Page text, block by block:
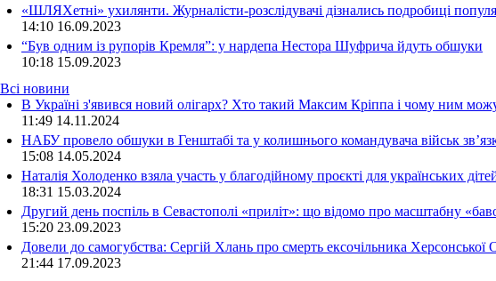
«ШЛЯХетні» ухилянти. Журналісти-розслідувачі дізнались подробиці
14:10 16.09.2023
“Був одним із рупорів Кремля”: у нардепа Нестора Шуфрича йдуть обшуки
10:18 15.09.2023
Всі новини
В Україні з'явився новий олігарх? Хто такий Максим Кріппа і чому ним
11:49 14.11.2024
НАБУ провело обшуки в Генштабі та у колишнього командувача військ
15:08 14.05.2024
Наталія Холоденко взяла участь у благодійному проєкті для українських
18:31 15.03.2024
Другий день поспіль в Севастополі «приліт»: що відомо про масштабну
15:20 23.09.2023
Довели до самогубства: Сергій Хлань про смерть ексочільника
21:44 17.09.2023